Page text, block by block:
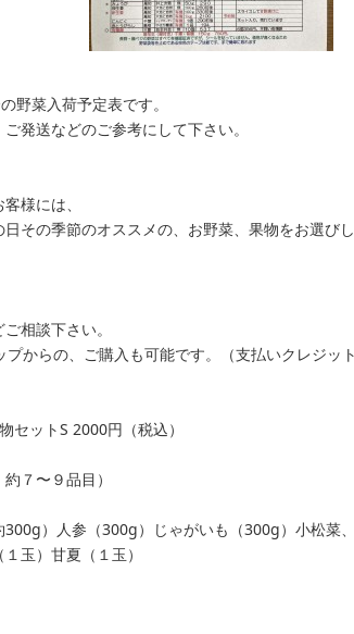
野菜入荷予定表です。
発送などのご参考にして下さい。
様には、
その季節のオススメの、お野菜、果物をお選び
相談下さい。
プからの、ご購入も可能です。（支払いクレジット
セットS 2000円（税込）
７〜９品目）
300g）人参（300g）じゃがいも（300g）小松菜
１玉）甘夏（１玉）